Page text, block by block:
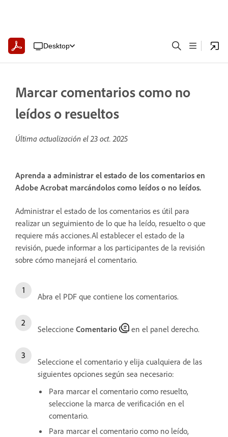
Desktop
Marcar comentarios como no
leídos o resueltos
Última actualización el23 oct. 2025
Aprenda a administrar el estado de los comentarios en
Adobe Acrobat marcándolos como leídos o no leídos.
Administrar el estado de los comentarios es útil para
realizar un seguimiento de lo que ha leído, resuelto o que
requiere más acciones.Al establecer el estado de la
revisión, puede informar a los participantes de la revisión
sobre cómo manejará el comentario.
Abra el PDF que contiene los comentarios.
Seleccione Comentario en el panel derecho.
Seleccione el comentario y elija cualquiera de las
siguientes opciones según sea necesario:
Para marcar el comentario como resuelto,
seleccione la marca de verificación en el
comentario.
Para marcar el comentario como no leído,